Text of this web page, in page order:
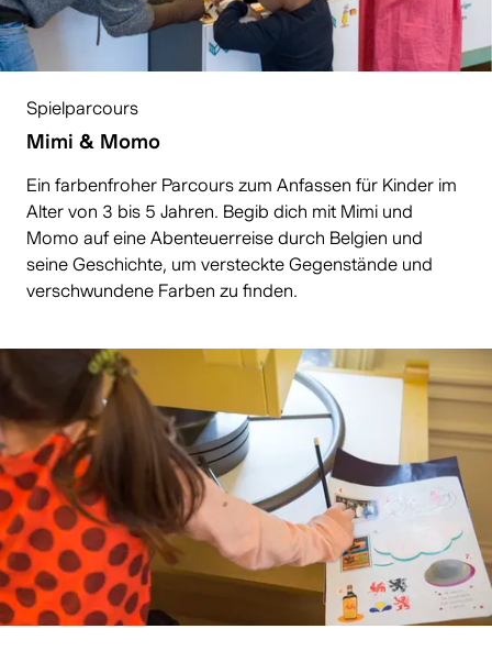
Spielparcours
Mimi & Momo
Ein farbenfroher Parcours zum Anfassen für Kinder im
Alter von 3 bis 5 Jahren. Begib dich mit Mimi und
Momo auf eine Abenteuerreise durch Belgien und
seine Geschichte, um versteckte Gegenstände und
verschwundene Farben zu finden.